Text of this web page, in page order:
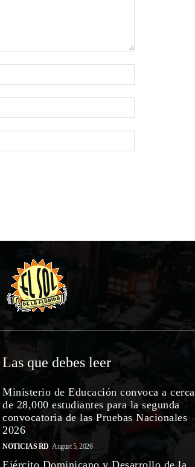
Las que debes leer
Ministerio de Educación convoca a cerca
de 28,000 estudiantes para la segunda
convocatoria de las Pruebas Nacionales
2026
NOTICIAS RD August 5, 2026